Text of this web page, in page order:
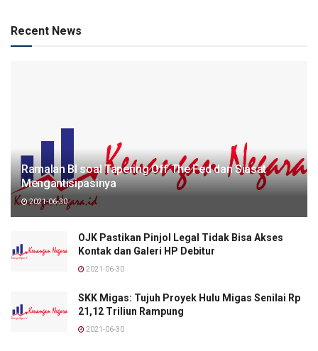
Recent News
Ramalan BI soal Tapering Off The Fed dan Siasat
Mengantisipasinya
2021-06-30
OJK Pastikan Pinjol Legal Tidak Bisa Akses
Kontak dan Galeri HP Debitur
2021-06-30
SKK Migas: Tujuh Proyek Hulu Migas Senilai Rp
21,12 Triliun Rampung
2021-06-30